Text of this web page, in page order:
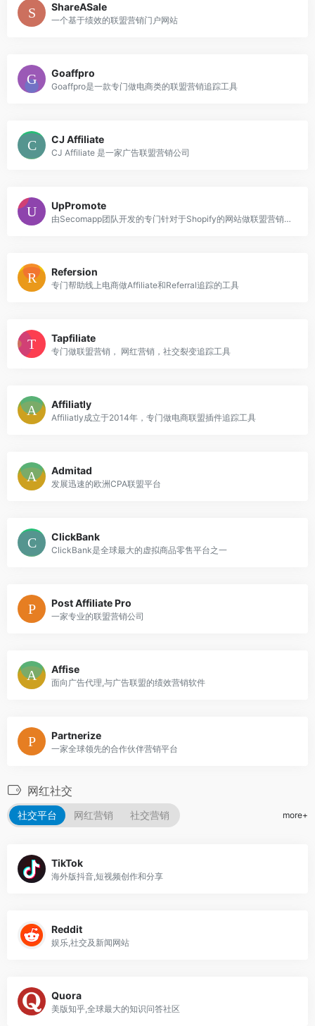
ShareASale
一个基于绩效的联盟营销门户网站
Goaffpro
Goaffpro是一款专门做电商类的联盟营销追踪工具
CJ Affiliate
CJ Affiliate 是一家广告联盟营销公司
UpPromote
由Secomapp团队开发的专门针对于Shopify的网站做联盟营销追踪工具
Refersion
专门帮助线上电商做Affiliate和Referral追踪的工具
Tapfiliate
专门做联盟营销， 网红营销，社交裂变追踪工具
Affiliatly
Affiliatly成立于2014年，专门做电商联盟插件追踪工具
Admitad
发展迅速的欧洲CPA联盟平台
ClickBank
ClickBank是全球最大的虚拟商品零售平台之一
Post Affiliate Pro
一家专业的联盟营销公司
Affise
面向广告代理,与广告联盟的绩效营销软件
Partnerize
一家全球领先的合作伙伴营销平台
网红社交
社交平台 网红营销 社交营销 more+
TikTok
海外版抖音,短视频创作和分享
Reddit
娱乐,社交及新闻网站
Quora
美版知乎,全球最大的知识问答社区